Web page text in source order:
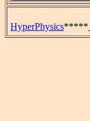
HyperPhysics*****